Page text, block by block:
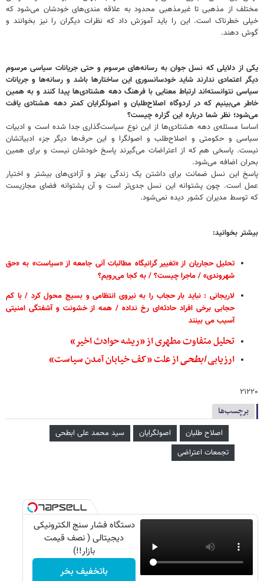
مختلف از مذهبی تا غیرمذهبی محدود به علاقه مندی‌های خودشان می‌شود که
خیلی خطرناک است. این را باید آموزش داد که نظرات دیگران را نیز بخوانند و
گوش دهند.
یکی از دلایلی که نسل جوان به رسانه‌های مرسوم و حتی جریانات سیاسی مرسوم
دیگر اعتمادی ندارند شاید خودسانسوری این ساختارها باشد و رسانه‌ها و جریانات
سیاسی نتوانسته‌اند ارتباط معنایی با فرهنگ دهه هشتادی‌ها پیدا کنند و به همین
خاطر می‌بینیم که در اردوگاه اصلاح‌طلبان و اصولگرایان کمتر دهه هشتادی یافت
می‌شود؛ نظر شما درباره این گزاره چیست؟
اساسا مسئله‌ی دهه هشتادی‌ها از این نوع سیاست‌گذاری جدا شده است و ادبیات
سیاسی و حکومتی و اصلاح‌طلب و اصولگرا و این حرف‌ها دیگر جزء ادبیاتشان
نیست. پاسخی هم که از اعتراضات می‌گیرند پاسخ خودشان نیست و برای همین
بحران اضافه می‌شود.
پاسخ این نسل ضمانت برای داشتن یک زندگی بهتر و آزادی‌های بیشتر و اختیار
عمل است. چون پشتوانه این نسل جدی‌تر است و آن پشتوانه فضای مجازیست
که توسط مدیران کشور دیده نمی‌شود.
بیشتر بخوانید:
تحلیل حجاریان از «تغییر گرانیگاه مطالبات آنی جامعه از «سیاست» به «حق
شهروندی» / ماجرا چیست؟ / به کجا می‌رویم؟
لاریجانی : نباید بار حجاب را به نیروی انتظامی و بسیج محول کرد / با کم
حجابی برخی افراد حادثه‌ای رخ نداده / همه از خشونت و آشفتگی امنیتی
آسیب می بینند
تحلیل متفاوت مطهری از «ریشه حوادث اخیر»
ارزیابیابطحیاز علت «کف خیابان آمدن سیاست»
۲۱۲۲۰
برچسب‌ها
اصلاح طلبان اصولگرایان
سید محمد علی ابطحی
تجمعات اعتراضی
دستگاه فشار سنج الکترونیکی
دیجیتالی ( نصف قیمت
بازار!!)
باتخفیف بخر